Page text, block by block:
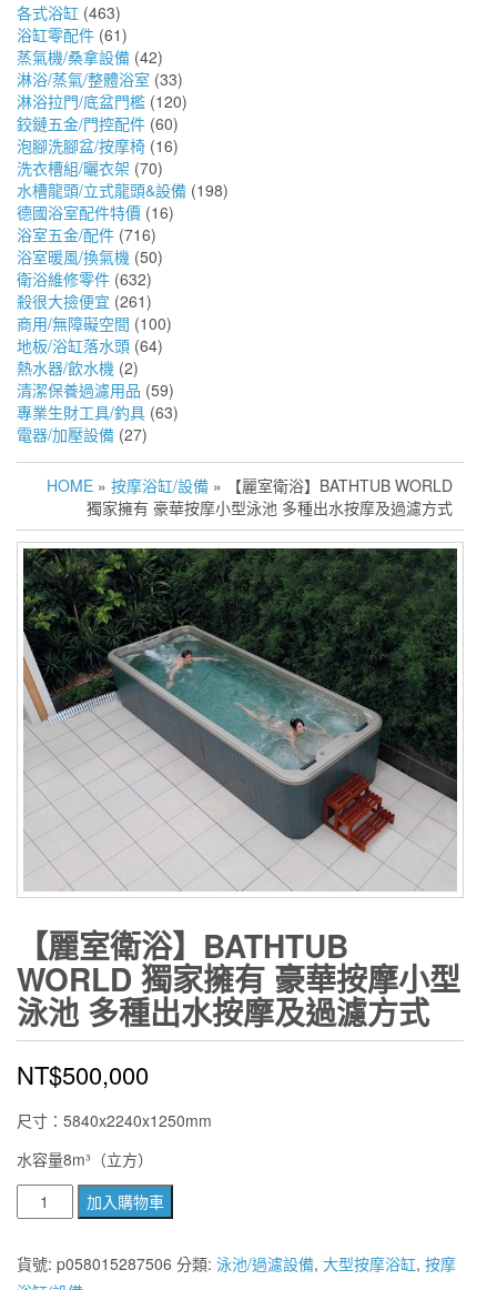
各式浴缸 (463)
浴缸零配件 (61)
蒸氣機/桑拿設備 (42)
淋浴/蒸氣/整體浴室 (33)
淋浴拉門/底盆門檻 (120)
鉸鏈五金/門控配件 (60)
泡腳洗腳盆/按摩椅 (16)
洗衣槽組/曬衣架 (70)
水槽龍頭/立式龍頭&設備 (198)
德國浴室配件特價 (16)
浴室五金/配件 (716)
浴室暖風/換氣機 (50)
衛浴維修零件 (632)
殺很大撿便宜 (261)
商用/無障礙空間 (100)
地板/浴缸落水頭 (64)
熱水器/飲水機 (2)
清潔保養過濾用品 (59)
專業生財工具/釣具 (63)
電器/加壓設備 (27)
HOME » 按摩浴缸/設備 » 【麗室衛浴】BATHTUB WORLD
獨家擁有 豪華按摩小型泳池 多種出水按摩及過濾方式
【麗室衛浴】BATHTUB
WORLD 獨家擁有 豪華按摩小型
泳池 多種出水按摩及過濾方式
NT$500,000
尺寸：5840x2240x1250mm
水容量8m³（立方）
【麗
室
衛
浴】
加入購物車
貨號: p058015287506 分類: 泳池/過濾設備, 大型按摩浴缸, 按摩